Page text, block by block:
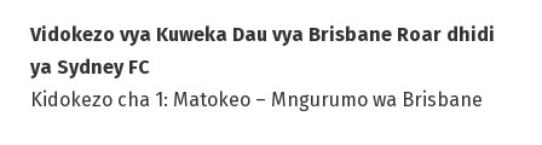
Vidokezo vya Kuweka Dau vya Brisbane Roar dhidi
ya Sydney FC
Kidokezo cha 1: Matokeo – Mngurumo wa Brisbane